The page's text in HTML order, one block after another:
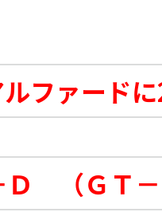
ファード
（ＧＴ－